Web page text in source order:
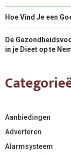
Hoe Vind Je een
De
in je Dieet op te
Aanbiedingen
Adverteren
Alarmsysteem